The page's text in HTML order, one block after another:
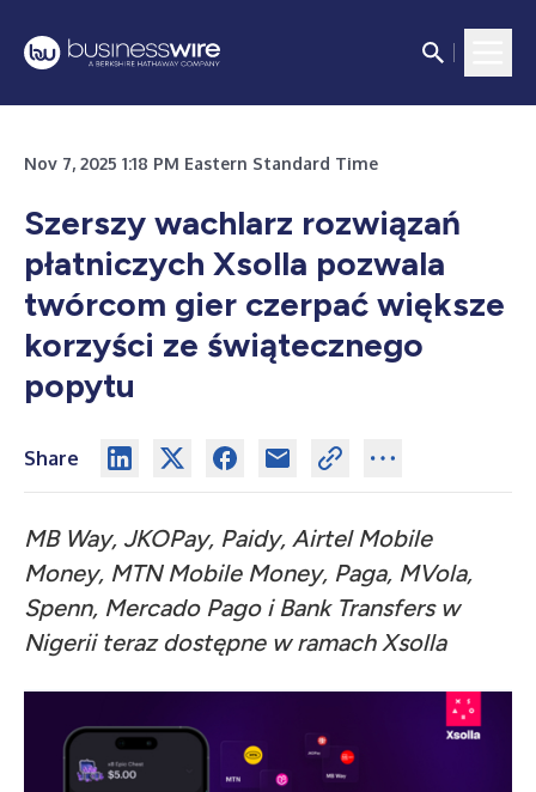
Nov 7, 2025 1:18 PM Eastern Standard Time
Szerszy wachlarz rozwiązań
płatniczych Xsolla pozwala
twórcom gier czerpać większe
korzyści ze świątecznego
popytu
Share
MB Way, JKOPay, Paidy, Airtel Mobile
Money, MTN Mobile Money, Paga, MVola,
Spenn, Mercado Pago i Bank Transfers w
Nigerii teraz dostępne w ramach Xsolla